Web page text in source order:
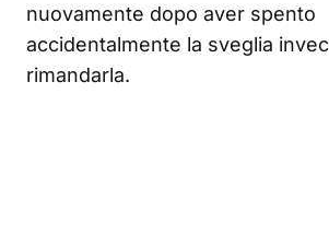
nuovamente dopo aver spento
accidentalmente la sveglia
rimandarla.